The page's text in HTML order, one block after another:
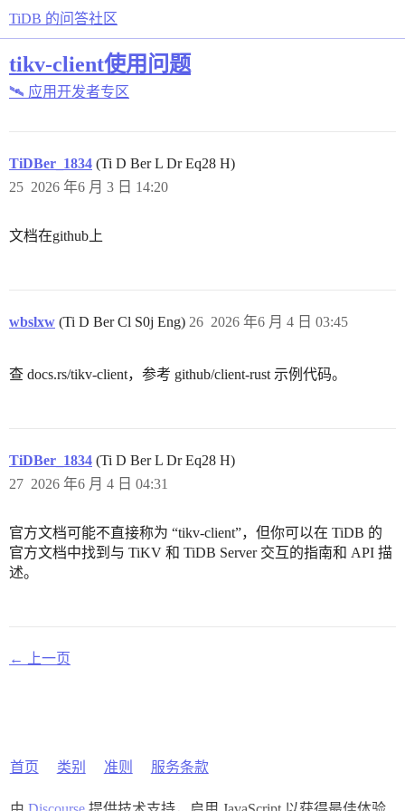
TiDB 的问答社区
tikv-client使用问题
🛰️ 应用开发者专区
TiDBer_1834 (Ti D Ber L Dr Eq28 H)
2026 年6 月 3 日 14:20
25
文档在github上
wbslxw (Ti D Ber Cl S0j Eng) 2026 年6 月 4 日 03:45
26
查 docs.rs/tikv-client，参考 github/client-rust 示例代码。
TiDBer_1834 (Ti D Ber L Dr Eq28 H)
2026 年6 月 4 日 04:31
27
官方文档可能不直接称为 “tikv-client”，但你可以在 TiDB 的
官方文档中找到与 TiKV 和 TiDB Server 交互的指南和 API 描
述。
← 上一页
首页 类别 准则 服务条款